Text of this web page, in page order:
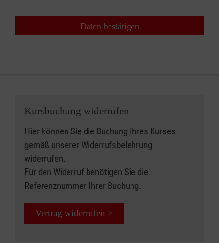
Daten bestätigen
Kursbuchung widerrufen
Hier können Sie die Buchung Ihres Kurses
gemäß unserer Widerrufsbelehrung
widerrufen.
Für den Widerruf benötigen Sie die
Referenznummer Ihrer Buchung.
Vertrag widerrufen >